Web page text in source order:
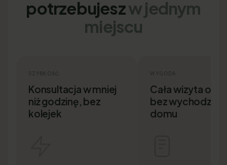
potrzebujeszw jednym
miejscu
SZYBKOŚĆ
Konsultacja w mniej
niż godzinę, bez
kolejek
WYGODA
Cała wizyta
bez
domu